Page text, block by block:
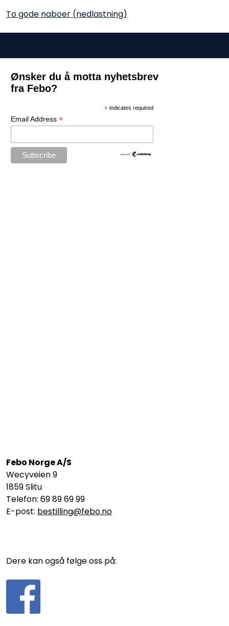
To gode naboer (nedlastning)
Ønsker du å motta nyhetsbrev
fra Febo?
* indicates required
Email Address *
Febo Norge A/S
Wecyveien 9
1859 Slitu
Telefon: 69 89 69 99
E-post: bestilling@febo.no
Dere kan også følge oss på: